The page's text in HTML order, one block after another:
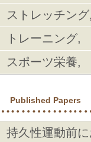
ストレッチン
トレーニング,
スポーツ栄養,
Published Papers
持久性運動前